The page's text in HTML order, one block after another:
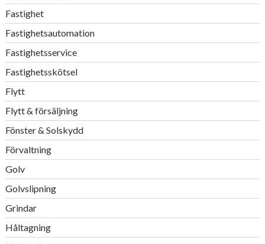
Fastighet
Fastighetsautomation
Fastighetsservice
Fastighetsskötsel
Flytt
Flytt & försäljning
Fönster & Solskydd
Förvaltning
Golv
Golvslipning
Grindar
Håltagning